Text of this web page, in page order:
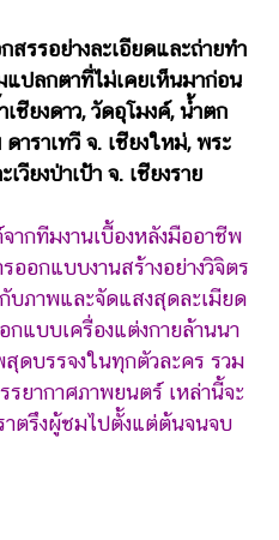
สรรอย่างละเอียดและถ่ายทำ
ปลกตาที่ไม่เคยเห็นมาก่อน
ชียงดาว, วัดอุโมงค์, น้ำตก
ราเทวี จ. เชียงใหม่, พระ
วียงป่าเป้า จ. เชียงราย
ากทีมงานเบื้องหลังมืออาชีพ
ออกแบบงานสร้างอย่างวิจิตร
บภาพและจัดแสงสุดละเมียด
กแบบเครื่องแต่งกายล้านนา
ดบรรจงในทุกตัวละคร รวม
ยากาศภาพยนตร์ เหล่านี้จะ
ตรึงผู้ชมไปตั้งแต่ต้นจนจบ